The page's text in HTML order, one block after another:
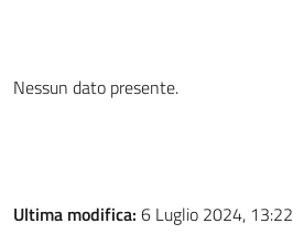
Nessun dato presente.
Ultima modifica: 6 Luglio 2024, 13:22